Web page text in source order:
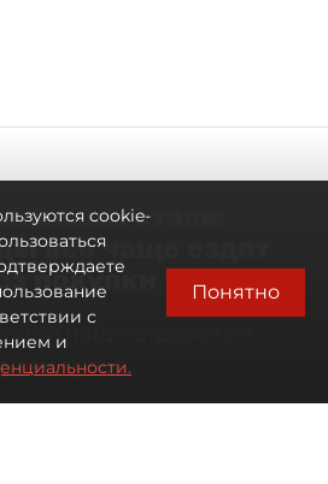
стали:
всё чаще ездят
покупки туров
чаще отдыхать в
туров
cookie-
с
и
Понятно